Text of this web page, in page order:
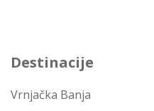
Destinacije
Vrnjačka Banja